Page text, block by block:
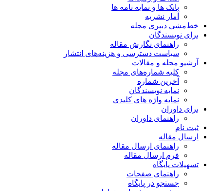
بانک ها و نمایه نامه ها
آمار نشریه
خط‌مشی دبیری مجله
برای نویسندگان
راهنمای نگارش مقاله
سیاست دسترسی و هزینه‌های انتشار
آرشیو مجله و مقالات
کلیه شماره‌های مجله
آخرین شماره
نمایه نویسندگان
نمایه واژه های کلیدی
برای داوران
راهنمای داوران
ثبت نام
ارسال مقاله
راهنمای ارسال مقاله
فرم ارسال مقاله
تسهیلات پایگاه
راهنمای صفحات
جستجو در پایگاه